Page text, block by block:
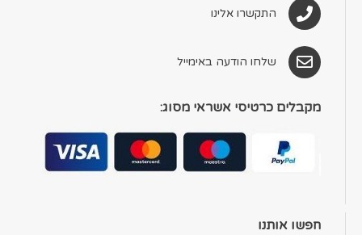
התקשרו אלינו
שלחו הודעה באימייל
מקבלים כרטיסי אשראי מסוג:
חפשו אותנו